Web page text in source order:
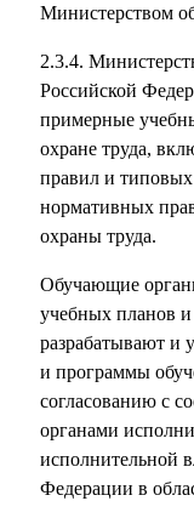
Министерством
2.3.4.
Российской
примерные
охране труда,
правил и
нормативных
охраны труда.
Обучающие
учебных планов и
разрабатывают и
и программы
согласованию с
органами
исполнительной
Федерации в